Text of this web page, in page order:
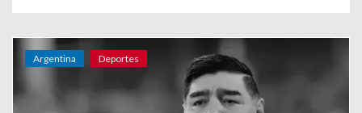
Argentina Deportes